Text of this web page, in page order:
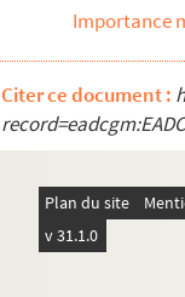
Importance
Citer ce document :
Plan du site
v 31.1.0